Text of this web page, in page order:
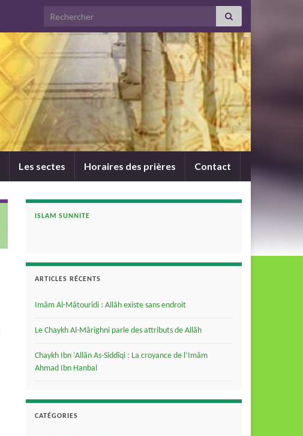
Search for:
Les sectes Horaires des prières Contact
ISLAM SUNNITE
ARTICLES RÉCENTS
Imâm Al-Mâtourîdi : Allâh existe sans endroit
Le Chaykh Al-Mârighni parle des attributs de Allâh
Chaykh Ibn ‘Allân As-Siddîqi : La croyance de l’Imâm
Ahmad Ibn Hanbal
CATÉGORIES